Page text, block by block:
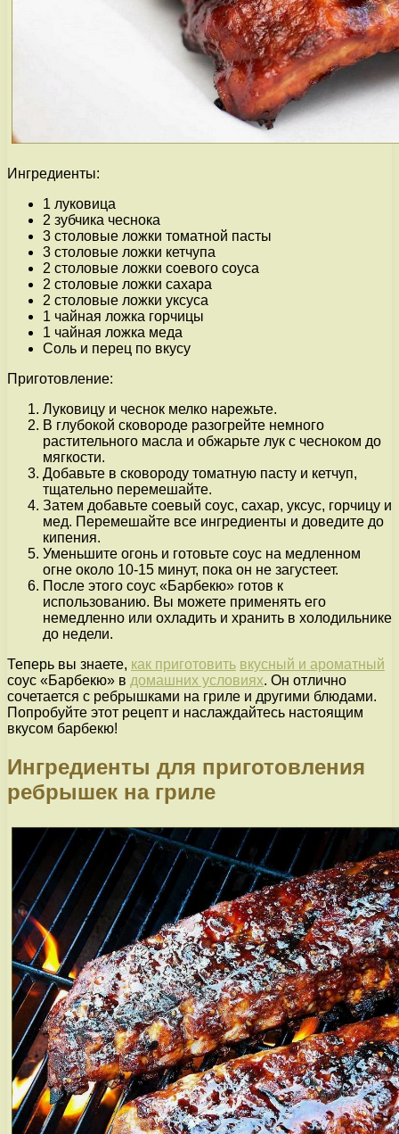
Ингредиенты:
1 луковица
2 зубчика чеснока
3 столовые ложки томатной пасты
3 столовые ложки кетчупа
2 столовые ложки соевого соуса
2 столовые ложки сахара
2 столовые ложки уксуса
1 чайная ложка горчицы
1 чайная ложка меда
Соль и перец по вкусу
Приготовление:
Луковицу и чеснок мелко нарежьте.
В глубокой сковороде разогрейте немного
растительного масла и обжарьте лук с чесноком до
мягкости.
Добавьте в сковороду томатную пасту и кетчуп,
тщательно перемешайте.
Затем добавьте соевый соус, сахар, уксус, горчицу и
мед. Перемешайте все ингредиенты и доведите до
кипения.
Уменьшите огонь и готовьте соус на медленном
огне около 10-15 минут, пока он не загустеет.
После этого соус «Барбекю» готов к
использованию. Вы можете применять его
немедленно или охладить и хранить в холодильнике
до недели.
Теперь вы знаете, как приготовить вкусный и ароматный
соус «Барбекю» в домашних условиях. Он отлично
сочетается с ребрышками на гриле и другими блюдами.
Попробуйте этот рецепт и наслаждайтесь настоящим
вкусом барбекю!
Ингредиенты для приготовления
ребрышек на гриле